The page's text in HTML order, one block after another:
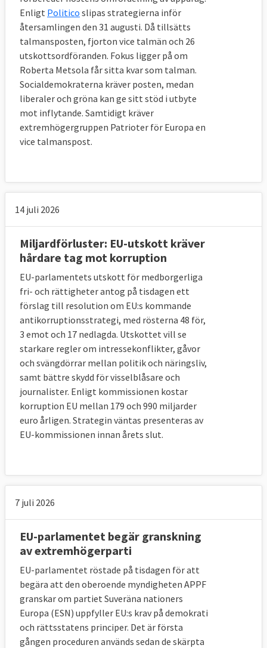
Enligt Politico slipas strategierna inför
återsamlingen den 31 augusti. Då tillsätts
talmansposten, fjorton vice talmän och 26
utskottsordföranden. Fokus ligger på om
Roberta Metsola får sitta kvar som talman.
Socialdemokraterna kräver posten, medan
liberaler och gröna kan ge sitt stöd i utbyte
mot inflytande. Samtidigt kräver
extremhögergruppen Patrioter för Europa en
vice talmanspost.
14 juli 2026
Miljardförluster: EU-utskott kräver
hårdare tag mot korruption
EU-parlamentets utskott för medborgerliga
fri- och rättigheter antog på tisdagen ett
förslag till resolution om EU:s kommande
antikorruptionsstrategi, med rösterna 48 för,
3 emot och 17 nedlagda. Utskottet vill se
starkare regler om intressekonflikter, gåvor
och svängdörrar mellan politik och näringsliv,
samt bättre skydd för visselblåsare och
journalister. Enligt kommissionen kostar
korruption EU mellan 179 och 990 miljarder
euro årligen. Strategin väntas presenteras av
EU-kommissionen innan årets slut.
7 juli 2026
EU-parlamentet begär granskning
av extremhögerparti
EU-parlamentet röstade på tisdagen för att
begära att den oberoende myndigheten APPF
granskar om partiet Suveräna nationers
Europa (ESN) uppfyller EU:s krav på demokrati
och rättsstatens principer. Det är första
gången proceduren används sedan de skärpta